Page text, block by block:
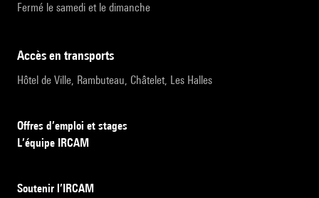
Fermé le samedi et le dimanche
accès en transports
Hôtel de Ville, Rambuteau, Châtelet, Les Halles
Offres d’emploi et stages
L’équipe IRCAM
Soutenir l’IRCAM